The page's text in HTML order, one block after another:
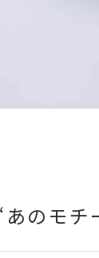
のモチ